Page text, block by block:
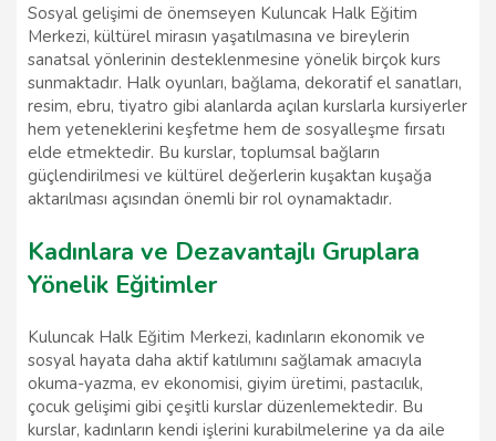
Sosyal gelişimi de önemseyen Kuluncak Halk Eğitim
Merkezi, kültürel mirasın yaşatılmasına ve bireylerin
sanatsal yönlerinin desteklenmesine yönelik birçok kurs
sunmaktadır. Halk oyunları, bağlama, dekoratif el sanatları,
resim, ebru, tiyatro gibi alanlarda açılan kurslarla kursiyerler
hem yeteneklerini keşfetme hem de sosyalleşme fırsatı
elde etmektedir. Bu kurslar, toplumsal bağların
güçlendirilmesi ve kültürel değerlerin kuşaktan kuşağa
aktarılması açısından önemli bir rol oynamaktadır.
Kadınlara ve Dezavantajlı Gruplara
Yönelik Eğitimler
Kuluncak Halk Eğitim Merkezi, kadınların ekonomik ve
sosyal hayata daha aktif katılımını sağlamak amacıyla
okuma-yazma, ev ekonomisi, giyim üretimi, pastacılık,
çocuk gelişimi gibi çeşitli kurslar düzenlemektedir. Bu
kurslar, kadınların kendi işlerini kurabilmelerine ya da aile